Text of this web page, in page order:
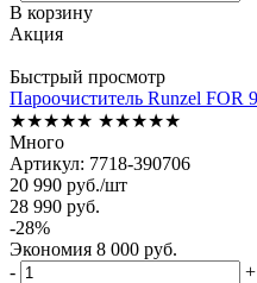
В корзину
Акция
Быстрый просмотр
Пароочиститель Runzel FOR
★★★★★ ★★★★★
Много
Артикул: 7718-390706
20 990 руб./шт
28 990 руб.
-28%
Экономия 8 000 руб.
-
+